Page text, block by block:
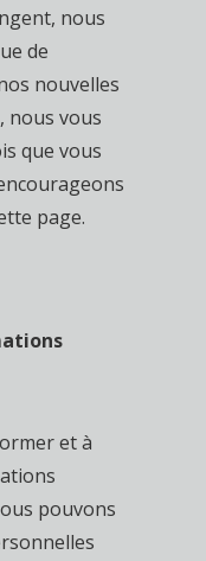
nous
de
nouvelles
nous vous
que vous
page.
et à
pouvons